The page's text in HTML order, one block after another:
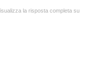
la risposta completa su